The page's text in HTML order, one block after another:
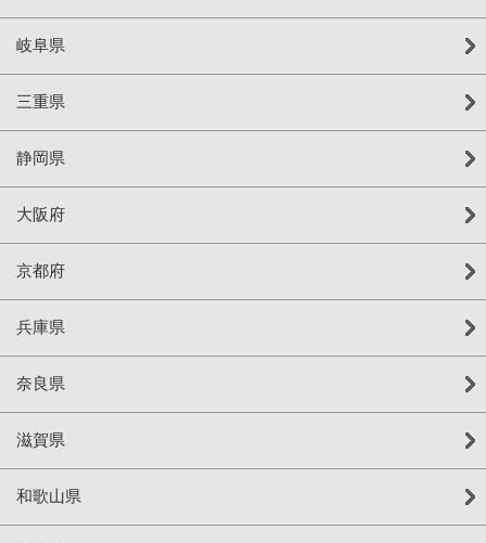
岐阜県
三重県
静岡県
大阪府
京都府
兵庫県
奈良県
滋賀県
和歌山県